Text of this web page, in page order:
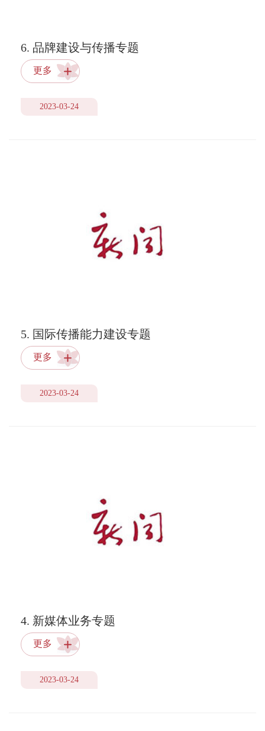
6. 品牌建设与传播专题
更多
2023-03-24
5. 国际传播能力建设专题
更多
2023-03-24
4. 新媒体业务专题
更多
2023-03-24